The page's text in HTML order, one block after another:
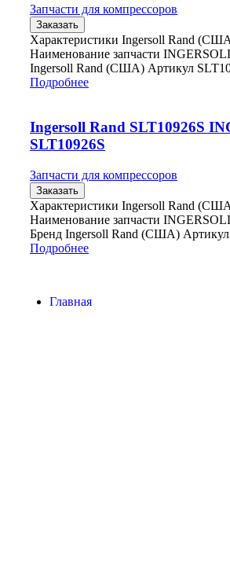
Запчасти для компрессоров
Заказать
Характеристики Ingersoll Rand
Наименование запчасти
Ingersoll Rand (США) Артикул
Подробнее
Ingersoll Rand SLT10926S
SLT10926S
Запчасти для компрессоров
Заказать
Характеристики Ingersoll Rand
Наименование запчасти
Бренд Ingersoll Rand (США) Артикул
Подробнее
Главная